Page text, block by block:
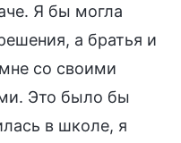
Я бы могла
а братья и
со своими
Это было бы
в школе, я